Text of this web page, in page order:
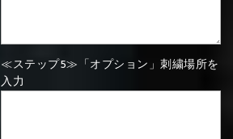
⑳Purple ㉑Violet
⑳Purple ㉑Violet
≪ステップ5≫「オプション」刺繍場所を
入力